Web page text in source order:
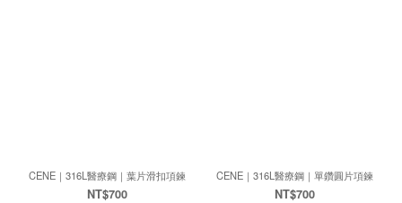
CENE｜316L醫療鋼｜葉片滑扣項鍊
NT$700
CENE｜316L醫療鋼｜單鑽圓片項鍊
NT$700